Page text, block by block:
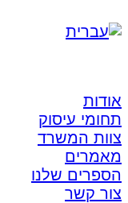
אודות
תחומי עיסוק
צוות המשרד
מאמרים
הספרים שלנו
צור קשר